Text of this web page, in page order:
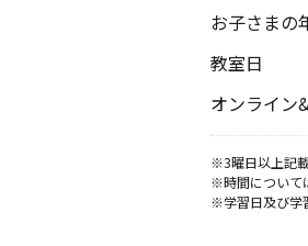
お子さまの
教室日
オンライン
※3曜日以上記
※時間について
※学習日及び学